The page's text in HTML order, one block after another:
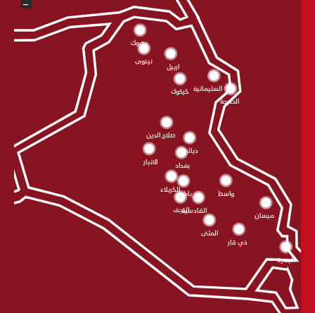
بابل
الحلبجة
السليمانية كركوك
اربيل
دهوك
نينوى
الانبار
النجف
الکربلاء
بغداد
القادسية
المثنى
ذي قار
البصرة
ميسان
واسط
ديالى
صلاح الدين
−